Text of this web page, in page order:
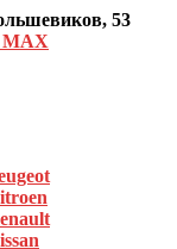
53
MAX